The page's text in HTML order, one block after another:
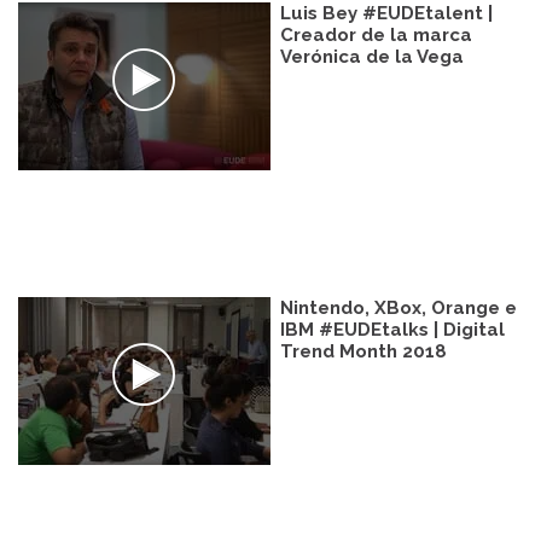
Luis Bey #EUDEtalent |
Creador de la marca
Verónica de la Vega
Nintendo, XBox, Orange e
IBM #EUDEtalks | Digital
Trend Month 2018